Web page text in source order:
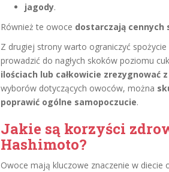
jagody.
Również te owoce dostarczają cennych
Z drugiej strony warto ograniczyć
prowadzić do nagłych skoków poziomu
ilościach lub całkowicie zrezygnować
wyborów dotyczących owoców, można
poprawić ogólne samopoczucie.
Jakie są korzyści
Hashimoto?
Owoce mają kluczowe znaczenie w